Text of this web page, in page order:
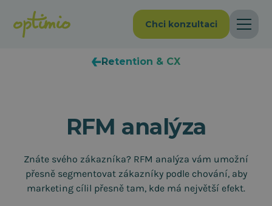
Chci konzultaci
Retention & CX
RFM analýza
Znáte svého zákazníka? RFM analýza vám umožní
přesně segmentovat zákazníky podle chování, aby
marketing cílil přesně tam, kde má největší efekt.